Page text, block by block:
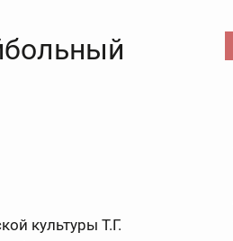
культуры Т.Г.